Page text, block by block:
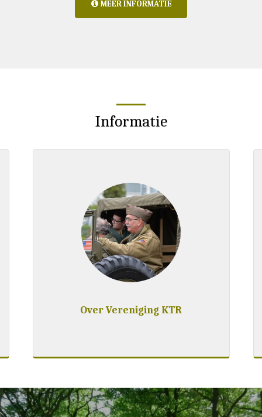
MEER INFORMATIE
Informatie
Over Vereniging KTR